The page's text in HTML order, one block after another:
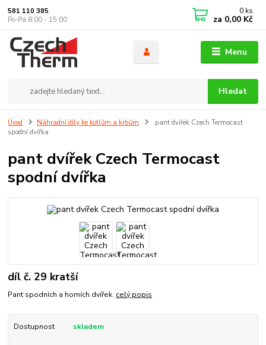
Menu
Hledat
581 110 385
Po-Pá 8:00 - 15:00
0 ks
za 0,00 Kč
Úvod Náhradní díly ke kotlům a krbům
pant dvířek Czech Termocast
spodní dvířka
pant dvířek Czech Termocast
spodní dvířka
díl č. 29 kratší
Pant spodních a horních dvířek. celý popis
Dostupnost skladem